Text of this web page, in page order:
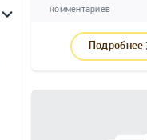
комментариев
Подробнее